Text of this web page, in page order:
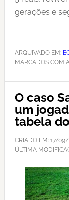
gerações e
ARQUIVADO EM:
MARCADOS COM
O caso
um
tabela
CRIADO EM: 17/09/
ÚLTIMA